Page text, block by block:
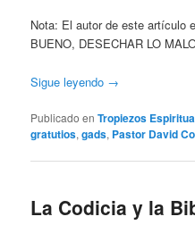
Nota: El autor de este artículo
BUENO, DESECHAR LO
Sigue leyendo →
Publicado en Tropiezos
gratutios,gads, Pastor David
La Codicia y la